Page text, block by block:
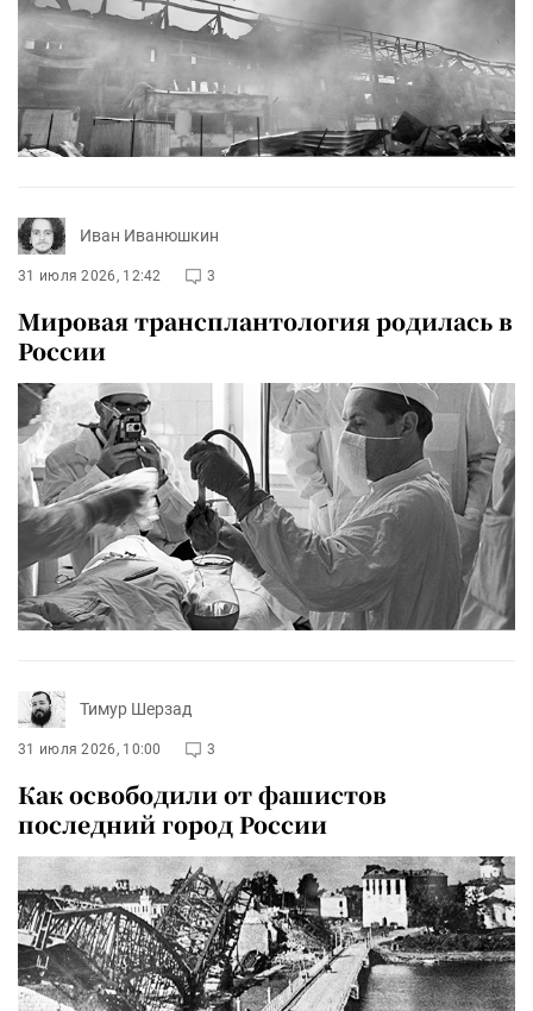
Иван Иванюшкин
31 июля 2026, 12:42 3
Мировая трансплантология родилась в
России
Тимур Шерзад
31 июля 2026, 10:00 3
Как освободили от фашистов
последний город России